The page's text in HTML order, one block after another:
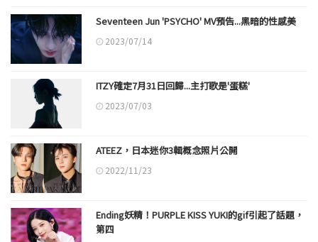
Seventeen Jun 'PSYCHO' MV預告...黑暗的性感美
2023/07/14
ITZY確定7月31日回歸...主打歌是'蛋糕'
2023/07/03
ATEEZ，日本迷你3輯概念照片公開
2022/11/23
Ending妖精！PURPLE KISS YUKI的gif引起了話題，
第四